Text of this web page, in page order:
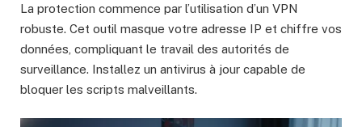
La protection commence par l’utilisation d’un VPN
robuste. Cet outil masque votre adresse IP et chiffre vos
données, compliquant le travail des autorités de
surveillance. Installez un antivirus à jour capable de
bloquer les scripts malveillants.